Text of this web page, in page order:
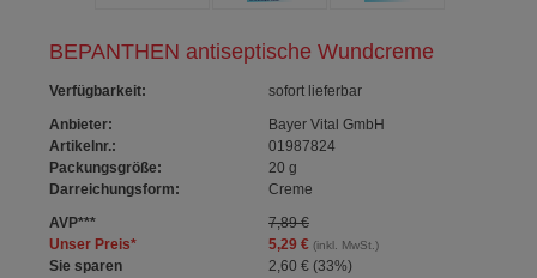
BEPANTHEN antiseptische Wundcreme
Verfügbarkeit:
sofort lieferbar
Anbieter:
Bayer Vital GmbH
Artikelnr.:
01987824
Packungsgröße:
20 g
Darreichungsform:
Creme
AVP***
7,89 €
Unser Preis* 5,29 €(inkl. MwSt.)
Sie sparen 2,60 € (33%)